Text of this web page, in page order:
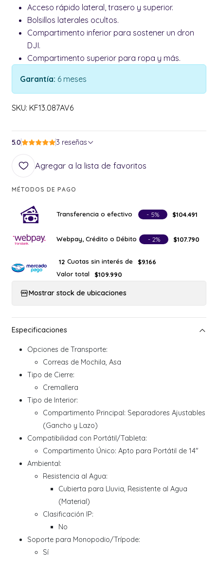
Acceso rápido lateral, trasero y superior.
Bolsillos laterales ocultos.
Compartimento inferior para sostener un dron
DJI.
Compartimento superior para ropa y más.
Garantía: 6 meses
SKU: KF13.087AV6
5.0 3 reseñas
Agregar a la lista de favoritos
MÉTODOS DE PAGO
Transferencia o efectivo - 5% $104.491
Webpay, Crédito o Débito - 2% $107.790
12 Cuotas sin interés de
$9.166
Valor total
$109.990
Mostrar stock de ubicaciones
Opciones de Transporte:
Correas de Mochila, Asa
Tipo de Cierre:
Cremallera
Tipo de Interior:
Compartimento Principal: Separadores Ajustables
(Gancho y Lazo)
Compatibilidad con Portátil/Tableta:
Compartimento Único: Apto para Portátil de 14"
Ambiental:
Resistencia al Agua:
Cubierta para Lluvia, Resistente al Agua
(Material)
Clasificación IP:
No
Soporte para Monopodio/Trípode:
Sí